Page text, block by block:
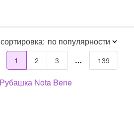
сортировка: по популярности
1 2 3 … 139